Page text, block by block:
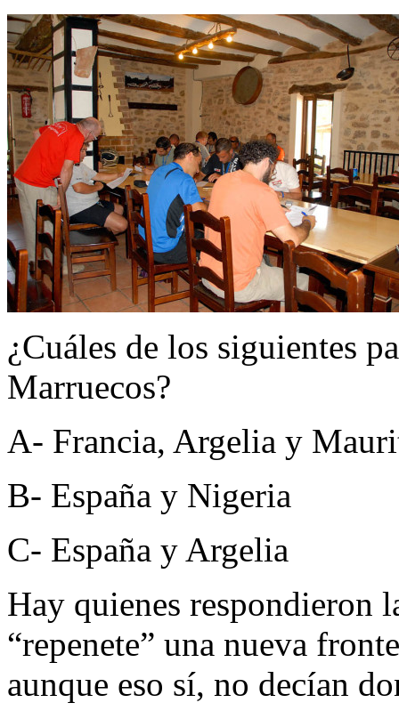
¿Cuáles de los siguientes
Marruecos?
A- Francia, Argelia y
B- España y Nigeria
C- España y Argelia
Hay quienes respondieron
“repenete” una nueva
aunque eso sí, no decían